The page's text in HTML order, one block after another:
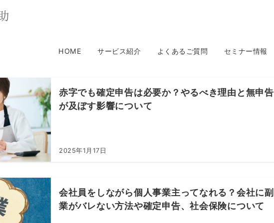
HOME サービス紹介 よくあるご質問 セミナー情報
赤字でも確定申告は必要か？やるべき理由と無申告
が及ぼす影響について
2025年1月17日
会社員をしながら個人事業主ってなれる？会社に副
業がバレない方法や確定申告、社会保険について